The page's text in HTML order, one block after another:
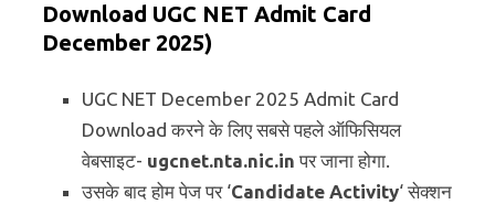
Download UGC NET Admit Card
December 2025)
UGC NET December 2025 Admit Card
Download करने के लिए सबसे पहले ऑफिसियल
वेबसाइट- ugcnet.nta.nic.in पर जाना होगा.
उसके बाद होम पेज पर ‘Candidate Activity‘ सेक्शन